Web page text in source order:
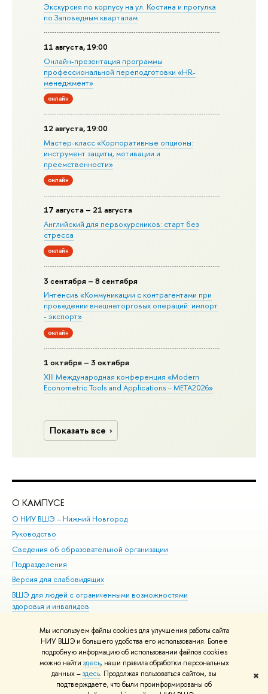
Мы используем файлы cookies для улучшения работы сайта
НИУ ВШЭ и большего удобства его использования. Более
подробную информацию об использовании файлов cookies
можно найти здесь, наши правила обработки персональных
данных –здесь. Продолжая пользоваться сайтом, вы
подтверждаете, что были проинформированы об
✖
Экскурсия по корпусу на ул. Костина и прогулка
по Заповедным кварталам
11 августа, 19:00
Онлайн-презентация программы
профессиональной переподготовки «HR-
менеджмент»
онлайн
12 августа, 19:00
Мастер-класс «Корпоративные опционы:
инструмент защиты, мотивации и
преемственности»
онлайн
17 августа – 21 августа
Английский для первокурсников: старт без
стресса
онлайн
3 сентября – 8 сентября
Интенсив «Коммуникации с контрагентами при
проведении внешнеторговых операций: импорт
- экспорт»
онлайн
1 октября – 3 октября
XIII Международная конференция «Modern
Econometric Tools and Applications – META2026»
Показать все
О КАМПУСЕ
О НИУ ВШЭ – Нижний Новгород
Руководство
Сведения об образовательной организации
Подразделения
Версия для слабовидящих
ВШЭ для людей с ограниченными возможностями
здоровья и инвалидов